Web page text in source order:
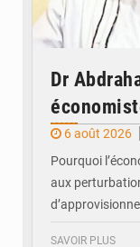
Dr
6 août 2026
Pourquoi
aux
SAVOIR PLUS